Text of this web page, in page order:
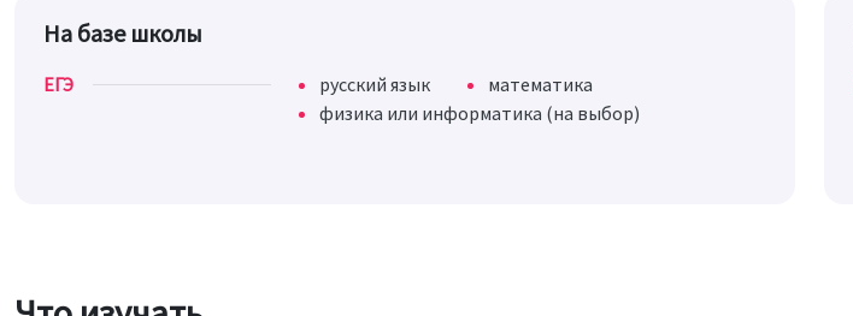
На базе школы
ЕГЭ русский язык
математика
физика или информатика (на выбор)